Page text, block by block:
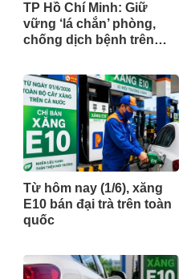
TP Hồ Chí Minh: Giữ
vững ‘lá chắn’ phòng,
chống dịch bệnh trên
Từ hôm nay (1/6), xăng
E10 bán đại trà trên toàn
quốc